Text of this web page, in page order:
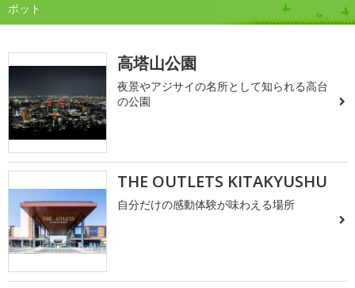
ポット
高塔山公園
夜景やアジサイの名所として知られる高台
の公園
THE OUTLETS KITAKYUSHU
自分だけの感動体験が味わえる場所